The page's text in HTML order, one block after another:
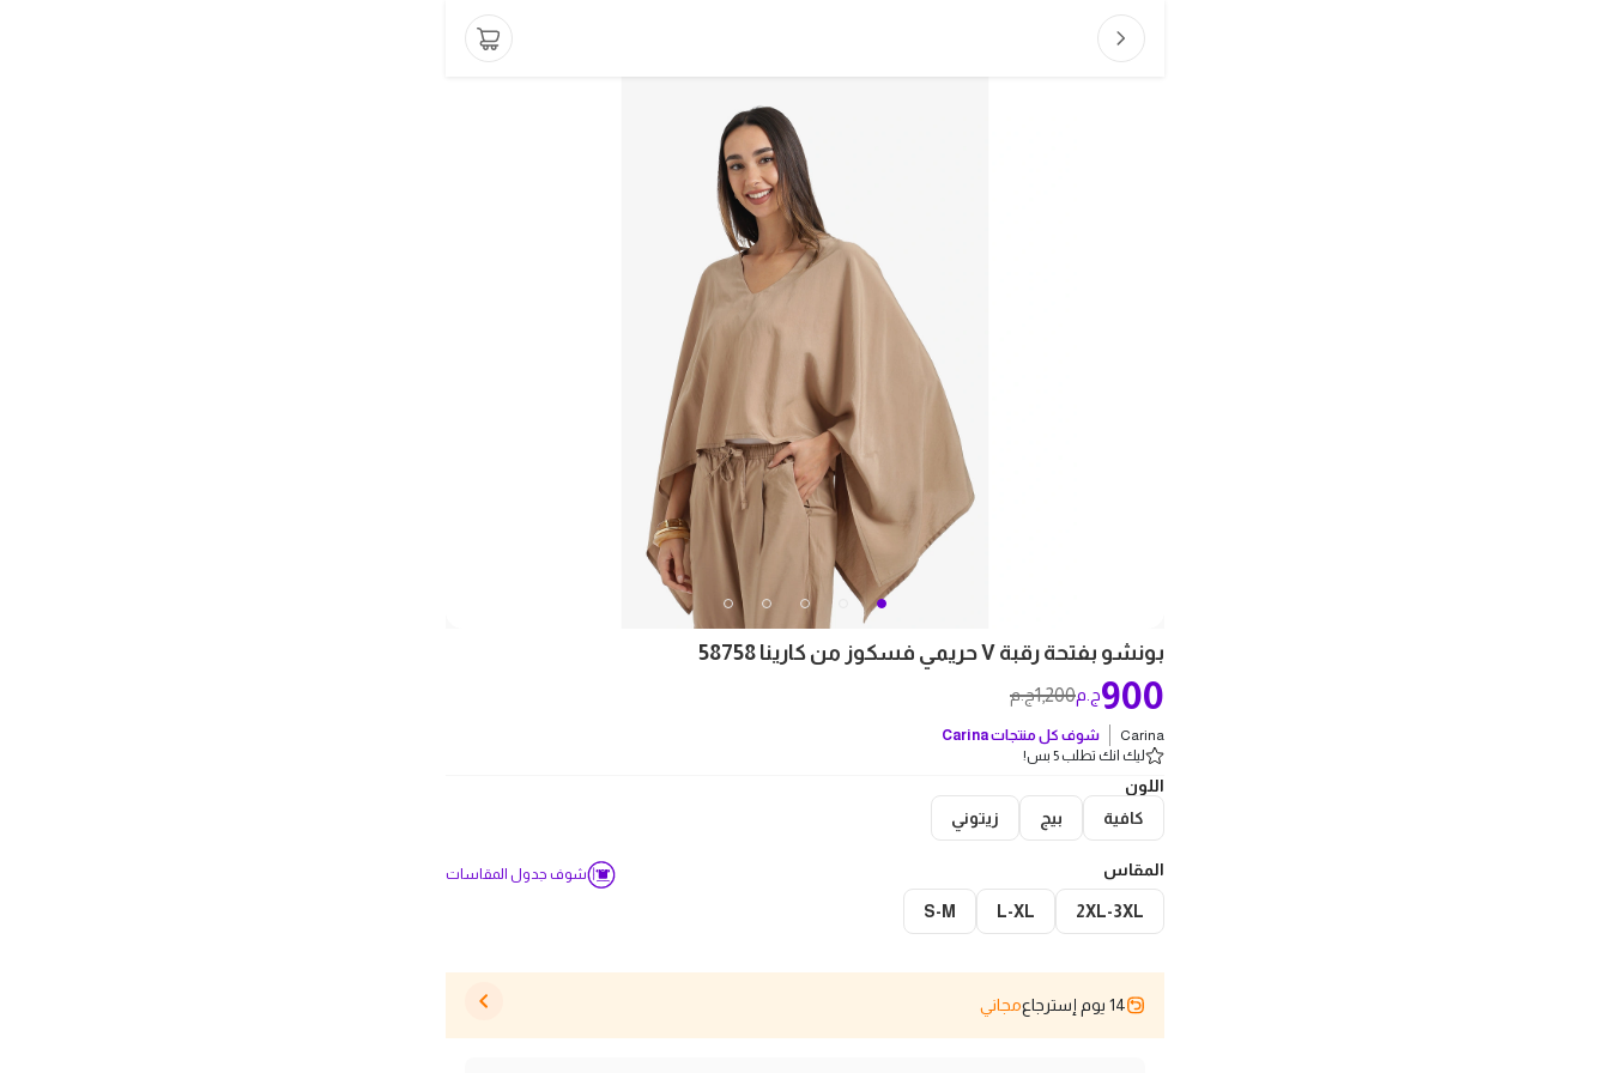
بونشو بفتحة رقبة V حريمي فسكوز من كارينا 58758
1,200ج.م 900ج.م
Carina شوف كل منتجاتCarina
ليك انك تطلب 5 بس!
اللون
كافية
بيج زيتوني
المقاس شوف جدول المقاسات
2XL-3XL
L-XL
S-M
14 يوم إسترجاع مجاني